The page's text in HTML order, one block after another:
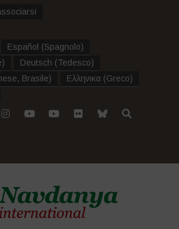
Español (Spagnolo)
) Deutsch (Tedesco)
Brasile) Ελληνικα (Greco)